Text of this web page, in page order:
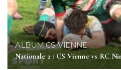
ALBUMCS VIENNE
Nationale 2 : CS Vienne vs RC